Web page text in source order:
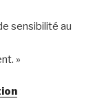
sensibilité au
»